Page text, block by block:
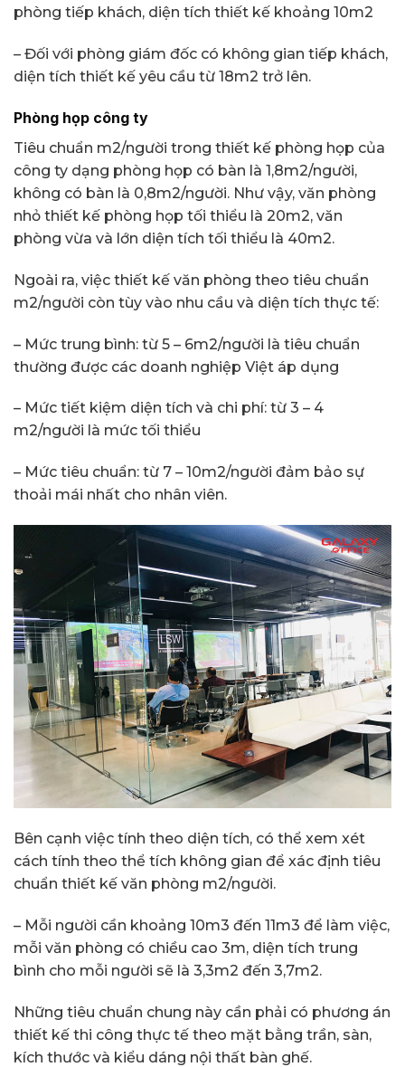
phòng tiếp khách, diện tích thiết kế khoảng 10m2
– Đối với phòng giám đốc có không gian tiếp khách,
diện tích thiết kế yêu cầu từ 18m2 trở lên.
Phòng họp công ty
Tiêu chuẩn m2/người trong thiết kế phòng họp của
công ty dạng phòng họp có bàn là 1,8m2/người,
không có bàn là 0,8m2/người. Như vậy, văn phòng
nhỏ thiết kế phòng họp tối thiểu là 20m2, văn
phòng vừa và lớn diện tích tối thiểu là 40m2.
Ngoài ra, việc thiết kế văn phòng theo tiêu chuẩn
m2/người còn tùy vào nhu cầu và diện tích thực tế:
– Mức trung bình: từ 5 – 6m2/người là tiêu chuẩn
thường được các doanh nghiệp Việt áp dụng
– Mức tiết kiệm diện tích và chi phí: từ 3 – 4
m2/người là mức tối thiểu
– Mức tiêu chuẩn: từ 7 – 10m2/người đảm bảo sự
thoải mái nhất cho nhân viên.
Bên cạnh việc tính theo diện tích, có thể xem xét
cách tính theo thể tích không gian để xác định tiêu
chuẩn thiết kế văn phòng m2/người.
– Mỗi người cần khoảng 10m3 đến 11m3 để làm việc,
mỗi văn phòng có chiều cao 3m, diện tích trung
bình cho mỗi người sẽ là 3,3m2 đến 3,7m2.
Những tiêu chuẩn chung này cần phải có phương án
thiết kế thi công thực tế theo mặt bằng trần, sàn,
kích thước và kiểu dáng nội thất bàn ghế.